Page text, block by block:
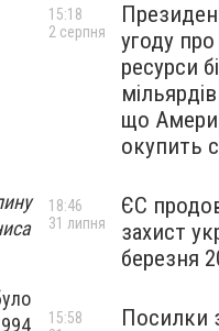
угоду про
ресурси
що
окупить
15:18
2 серпня
ЄС
захист
березня
18:46
31 липня
Посилки
15:58